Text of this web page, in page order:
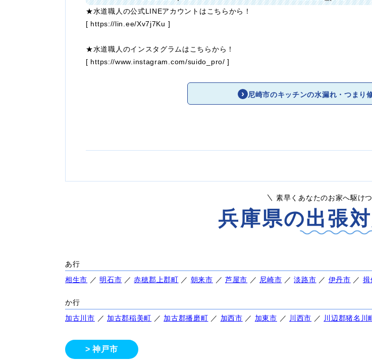
★水道職人の公式LINEアカウントはこちらから！
[ https://lin.ee/Xv7j7Ku ]
★水道職人のインスタグラムはこちらから！
[ https://www.instagram.com/suido_pro/ ]
尼崎市のキッチンの水漏れ・つまり
素早くあなたのお家へ駆けつ
兵庫県の出張
あ行
相生市 ／ 明石市 ／赤穂郡上郡町 ／ 朝来市 ／ 芦屋市 ／ 尼崎市 ／淡路市 ／ 伊丹市 ／ 揖
か行
加古川市 ／ 加古郡稲美町 ／ 加古郡播磨町 ／ 加西市 ／ 加東市 ／ 川西市 ／ 川辺郡猪名川
神戸市